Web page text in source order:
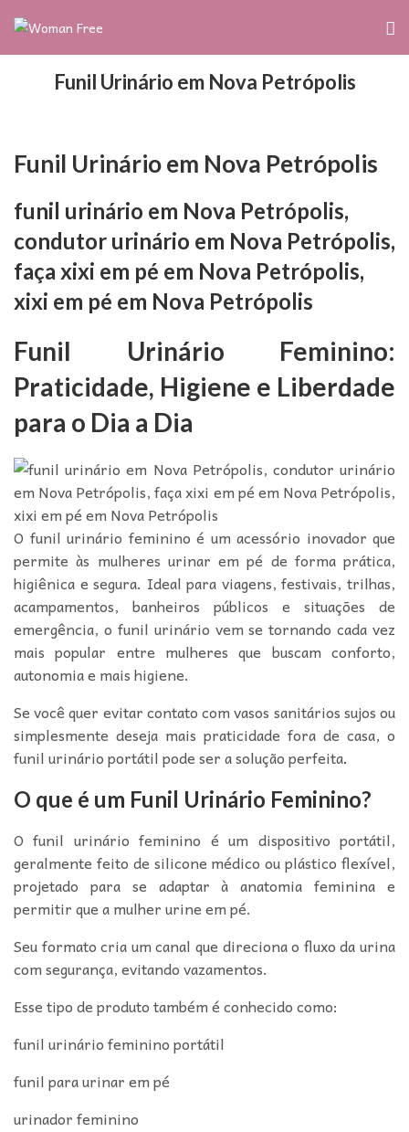
Funil Urinário em Nova Petrópolis
Funil Urinário em Nova Petrópolis
funil urinário em Nova Petrópolis,
condutor urinário em Nova Petrópolis,
faça xixi em pé em Nova Petrópolis,
xixi em pé em Nova Petrópolis
Funil Urinário Feminino:
Praticidade, Higiene e Liberdade
para o Dia a Dia
O funil urinário feminino é um acessório inovador que
permite às mulheres urinar em pé de forma prática,
higiênica e segura. Ideal para viagens, festivais, trilhas,
acampamentos, banheiros públicos e situações de
emergência, o funil urinário vem se tornando cada vez
mais popular entre mulheres que buscam conforto,
autonomia e mais higiene.
Se você quer evitar contato com vasos sanitários sujos ou
simplesmente deseja mais praticidade fora de casa, o
funil urinário portátil pode ser a solução perfeita.
O que é um Funil Urinário Feminino?
O funil urinário feminino é um dispositivo portátil,
geralmente feito de silicone médico ou plástico flexível,
projetado para se adaptar à anatomia feminina e
permitir que a mulher urine em pé.
Seu formato cria um canal que direciona o fluxo da urina
com segurança, evitando vazamentos.
Esse tipo de produto também é conhecido como:
funil urinário feminino portátil
funil para urinar em pé
urinador feminino